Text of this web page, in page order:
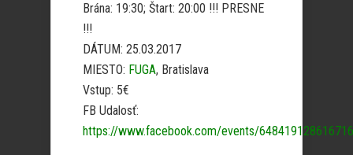
Brána: 19:30; Štart: 20:00 !!! PRESNE
!!!
DÁTUM: 25.03.2017
MIESTO: FUGA, Bratislava
Vstup: 5€
FB Udalosť:
https://www.facebook.com/events/